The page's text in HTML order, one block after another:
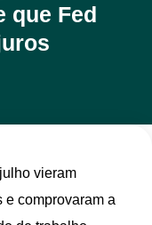
que Fed
vieram
e comprovaram a